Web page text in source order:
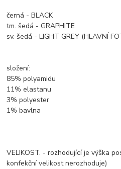
černá - BLACK
tm. šedá - GRAPHITE
sv. šedá - LIGHT GREY (HLAVNÍ
složení:
85% polyamidu
11% elastanu
3% polyester
1% bavlna
VELIKOST. - rozhodující je výška
konfekční velikost nerozhoduje)